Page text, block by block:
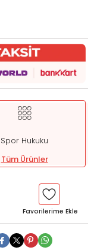
Spor Hukuku
Tüm Ürünler